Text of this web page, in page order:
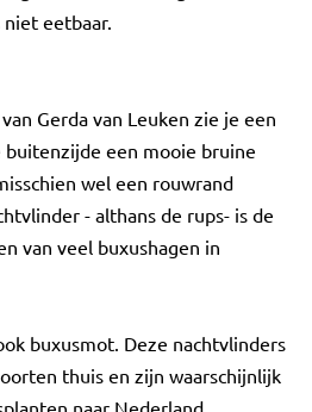
eetbaar.
Gerda van Leuken zie je een
een mooie bruine
wel een rouwrand
- althans de rups- is de
van veel buxushagen in
buxusmot. Deze nachtvlinders
thuis en zijn waarschijnlijk
naar Nederland